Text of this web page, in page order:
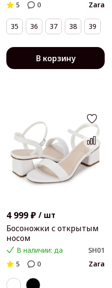
5
0 Zara
35 36 37 38 39
В корзину
4 999 ₽ / шт
Босоножки с открытым
носом
В наличии: да
SH01
5
0 Zara